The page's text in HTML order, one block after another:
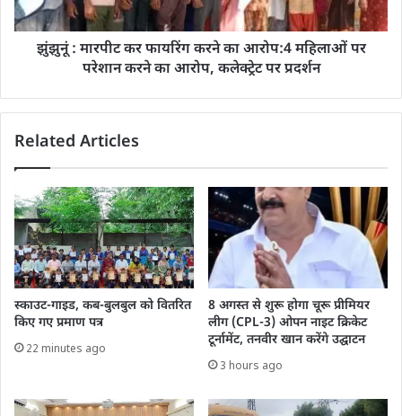
झुंझुनूं : मारपीट कर फायरिंग करने का आरोप:4 महिलाओं पर
परेशान करने का आरोप, कलेक्ट्रेट पर प्रदर्शन
Related Articles
स्काउट-गाइड, कब-बुलबुल को वितरित
किए गए प्रमाण पत्र
22 minutes ago
8 अगस्त से शुरू होगा चूरू प्रीमियर
लीग (CPL-3) ओपन नाइट क्रिकेट
टूर्नामेंट, तनवीर खान करेंगे उद्घाटन
3 hours ago